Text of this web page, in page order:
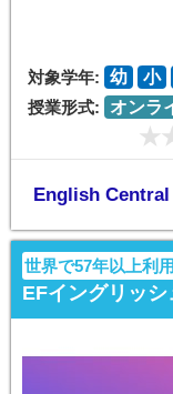
対象学年: 幼 小
授業形式:
オンラ
English Central
世界で57年以上利
EFイングリッ